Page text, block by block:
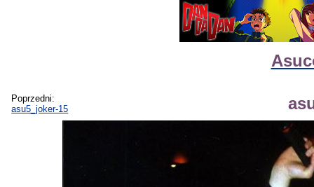
Poprzedni:
asu5_joker-15